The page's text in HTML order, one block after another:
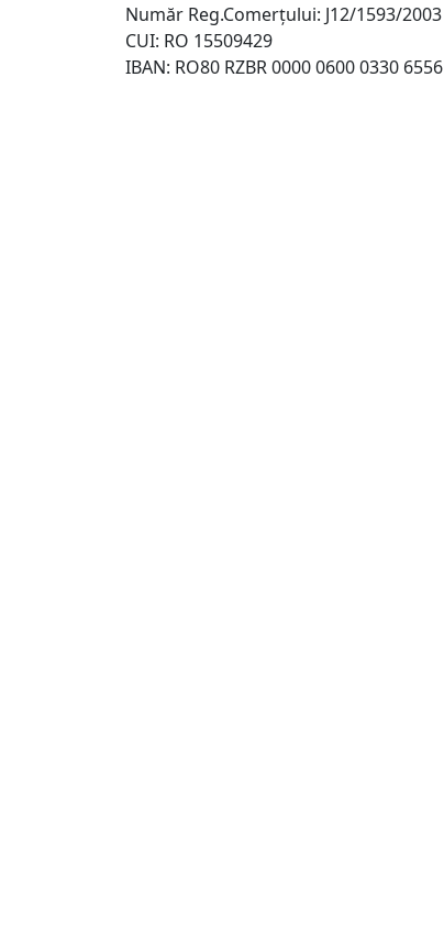
Număr Reg.Comerţului: J12/1593/2003
CUI: RO 15509429
IBAN: RO80 RZBR 0000 0600 0330 6556